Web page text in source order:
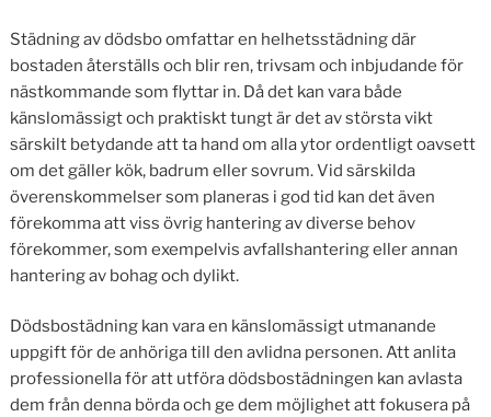
Städning av dödsbo omfattar en helhetsstädning där
bostaden återställs och blir ren, trivsam och inbjudande för
nästkommande som flyttar in. Då det kan vara både
känslomässigt och praktiskt tungt är det av största vikt
särskilt betydande att ta hand om alla ytor ordentligt oavsett
om det gäller kök, badrum eller sovrum. Vid särskilda
överenskommelser som planeras i god tid kan det även
förekomma att viss övrig hantering av diverse behov
förekommer, som exempelvis avfallshantering eller annan
hantering av bohag och dylikt.
Dödsbostädning kan vara en känslomässigt utmanande
uppgift för de anhöriga till den avlidna personen. Att anlita
professionella för att utföra dödsbostädningen kan avlasta
dem från denna börda och ge dem möjlighet att fokusera på